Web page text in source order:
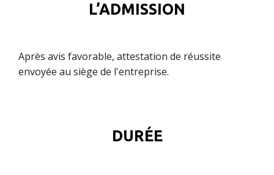
L’ADMISSION
Après avis favorable, attestation de réussite
envoyée au siège de l'entreprise.
DURÉE